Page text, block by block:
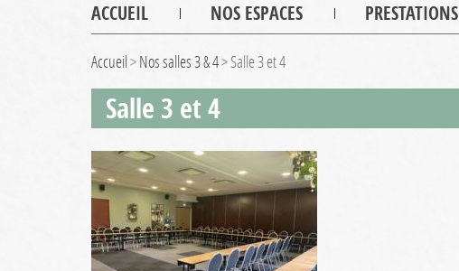
ACCUEIL NOS ESPACES PRESTATIONS
Accueil>Nos salles 3 & 4>Salle 3 et 4
Salle 3 et 4